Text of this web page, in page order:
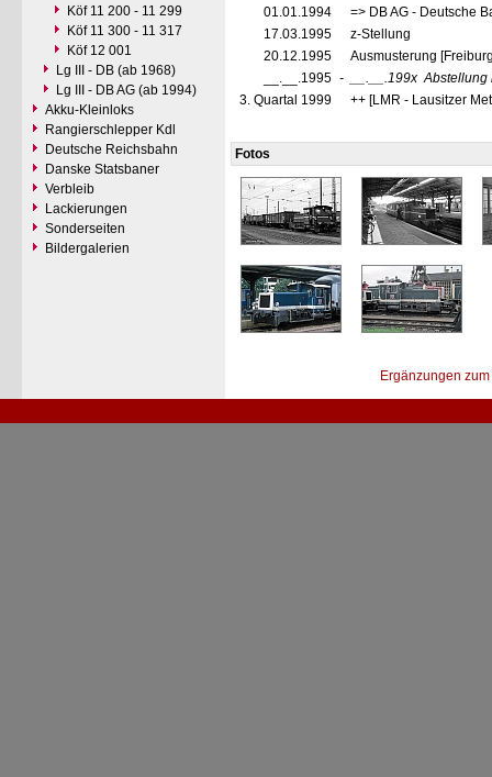
Köf 11 200 - 11 299
Köf 11 300 - 11 317
Köf 12 001
Lg III - DB (ab 1968)
Lg III - DB AG (ab 1994)
Akku-Kleinloks
Rangierschlepper Kdl
Deutsche Reichsbahn
Danske Statsbaner
Verbleib
Lackierungen
Sonderseiten
Bildergalerien
01.01.1994
=> DB AG - Deutsche
17.03.1995
z-Stellung
20.12.1995
Ausmusterung
__.__.1995 - __.__.199x Abstellung
3. Quartal 1999
++ [LMR - Lausitzer
Fotos
Ergänzungen